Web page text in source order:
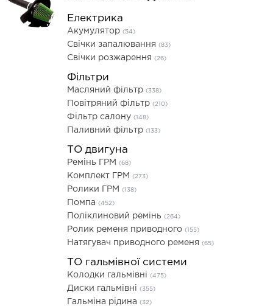
Електрика
Акумулятор (54)
Свічки запалювання (83)
Свічки розжарення (26)
Фільтри
Масляний фільтр (338)
Повітряний фільтр (210)
Фільтр салону (148)
Паливний фільтр (133)
ТО двигуна
Ремінь ГРМ (68)
Комплект ГРМ (273)
Ролики ГРМ (138)
Помпа (452)
Поліклиновий ремінь (264)
Ролик ременя приводного (155)
Натягувач приводного ременя (65)
ТО гальмівної системи
Колодки гальмівні (475)
Диски гальмівні (355)
Гальміна рідина (32)